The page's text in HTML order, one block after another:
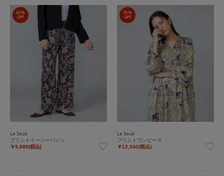
60%
OFF
Le Souk
プリントイージーパンツ
￥9,680(税込)
70%
OFF
Le Souk
プリントワンピース
￥12,540(税込)